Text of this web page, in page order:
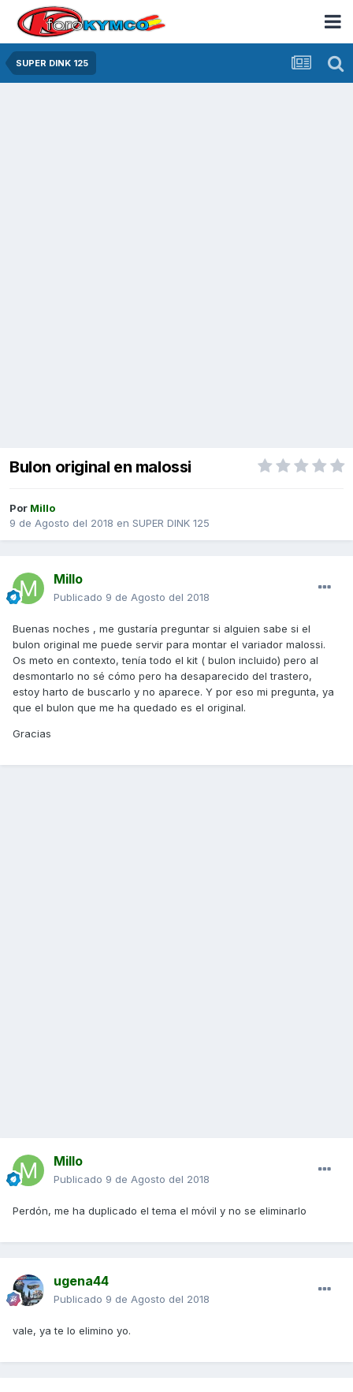
SUPER DINK 125
Bulon original en malossi
Por Millo
9 de Agosto del 2018 en SUPER DINK 125
Millo
Publicado 9 de Agosto del 2018
Buenas noches , me gustaría preguntar si alguien sabe si el
bulon original me puede servir para montar el variador malossi.
Os meto en contexto, tenía todo el kit ( bulon incluido) pero al
desmontarlo no sé cómo pero ha desaparecido del trastero,
estoy harto de buscarlo y no aparece. Y por eso mi pregunta, ya
que el bulon que me ha quedado es el original.
Gracias
Millo
Publicado 9 de Agosto del 2018
Perdón, me ha duplicado el tema el móvil y no se eliminarlo
ugena44
Publicado 9 de Agosto del 2018
vale, ya te lo elimino yo.